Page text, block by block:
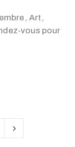
Art,
vous pour